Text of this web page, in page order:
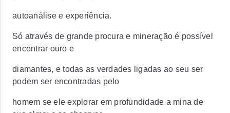
autoanálise e experiência.
Só através de grande procura e mineração é possível
encontrar ouro e
diamantes, e todas as verdades ligadas ao seu ser
podem ser encontradas pelo
homem se ele explorar em profundidade a mina de